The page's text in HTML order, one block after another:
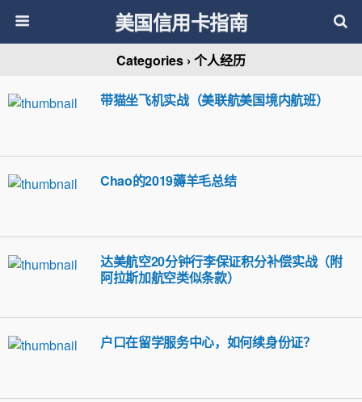
美国信用卡指南
Categories › 个人经历
带猫坐飞机实战（美联航美国境内航班）
Chao的2019薅羊毛总结
达美航空20分钟行李保证积分补偿实战（附
阿拉斯加航空类似条款）
户口在留学服务中心，如何续身份证？